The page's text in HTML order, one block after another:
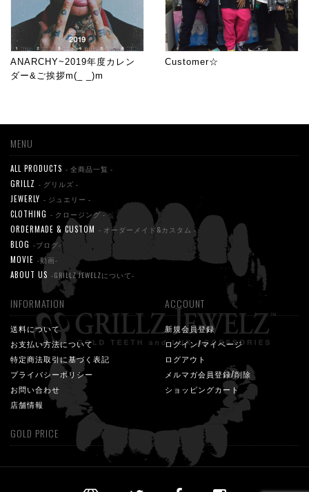
ANARCHY~2019年度カレン
ダー&ご挨拶m(_ _)m
Customer☆
MENU
ALL PRODUCTS - 全商品一覧 -
GRILLZ - グリルズ -
JEWERLY - ジュエリー -
CLOTHING - クロージング -
ORDERMADE & CUSTOM - オーダーメイド&カスタム -
BLOG -ブログ-
MOVIE -動画-
ABOUT US -GRILLZ JEWELZについて-
INFORMATION
送料について
お支払い方法について
特定商法取引に基づく表記
プライバシーポリシー
お問い合わせ
店舗情報
ACCOUNT
新規会員登録
ログイン/マイページ
ログアウト
メルマガ会員登録/削除
ショッピングカート
GOLD PRICE